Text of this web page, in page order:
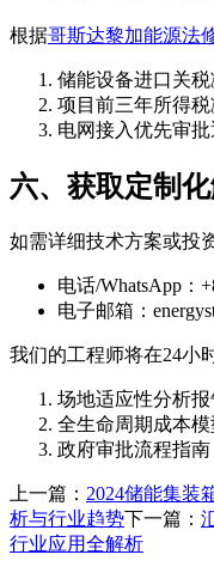
根据哥斯达黎加能源法
储能设备进口关税
项目前三年所得
电网接入优先审批
六、获取定制
如需详细技术方案或投
电话/WhatsApp：
电子邮箱：
我们的工程师将在24小
场地适应性分析报
全生命周期成本模
政府审批流程指南
上一篇： 2024储能集装
析与行业趋势下一篇：
行业应用全解析